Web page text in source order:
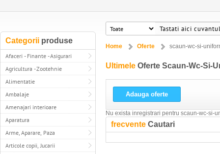
Categorii produse
Afaceri - Finante - Asigurari
Agricultura - Zootehnie
Alimentatie
Ambalaje
Amenajari interioare
Aparatura
Arme, Aparare, Paza
Articole copii, Jucarii
Home Oferte scaun-wc-si-
Ultimele Oferte Scaun-Wc-Si-
Adauga oferte
Nu exista inregistrari pentru scaun-wc-si-
frecvente Cautari